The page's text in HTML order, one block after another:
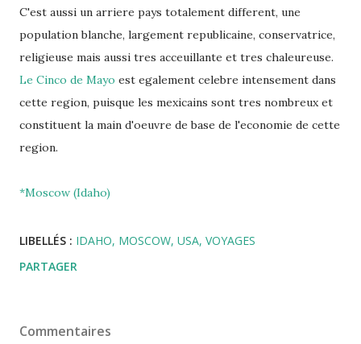
C'est aussi un arriere pays totalement different, une
population blanche, largement republicaine, conservatrice,
religieuse mais aussi tres acceuillante et tres chaleureuse.
Le Cinco de Mayo est egalement celebre intensement dans
cette region, puisque les mexicains sont tres nombreux et
constituent la main d'oeuvre de base de l'economie de cette
region.
*Moscow (Idaho)
LIBELLÉS : IDAHO MOSCOW USA VOYAGES
PARTAGER
Commentaires